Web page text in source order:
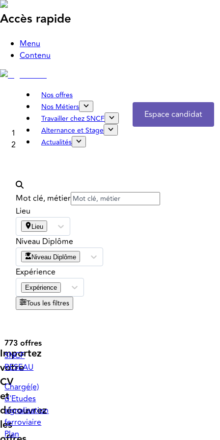
Accès rapide
Menu
Contenu
Nos offres
Nos Métiers
Travailler chez SNCF
Alternance et Stage
Actualités
Espace candidat
Accueil
Nos offres
Mot clé, métier
Lieu
Lieu
Niveau Diplôme
Niveau Diplôme
Expérience
Expérience
Tous les filtres
Importez
votre
CV
et
découvrez
les
773 offres
SNCF
RESEAU
Chargé(e)
d'Etudes
signalisation
ferroviaire
Plan